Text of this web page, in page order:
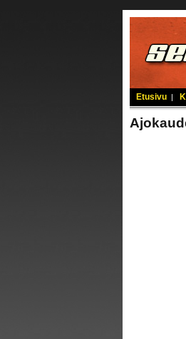
Etusivu |